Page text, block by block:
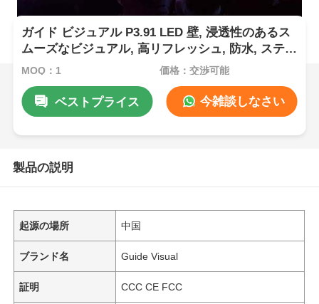
ガイド ビジュアル P3.91 LED 壁, 浸透性のあるス
ムーズなビジュアル, 高リフレッシュ, 防水, ステー
ジインパクトのために構築
MOQ：1 価格：交渉可能
ベストプライス 今雑談しなさい
製品の説明
起源の場所 中国
ブランド名 Guide Visual
証明 CCC CE FCC